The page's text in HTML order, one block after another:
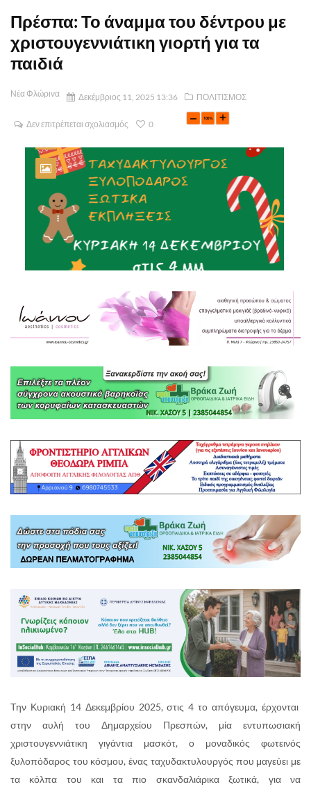
Πρέσπα: Το άναμμα του δέντρου με
χριστουγεννιάτικη γιορτή για τα
παιδιά
Νέα Φλώρινα Δεκέμβριος 11, 2025 13:36 ΠΟΛΙΤΙΣΜΟΣ
Δεν επιτρέπεται σχολιασμός 0
Την Κυριακή 14 Δεκεμβρίου 2025, στις 4 το απόγευμα, έρχονται
στην αυλή του Δημαρχείου Πρεσπών, μία εντυπωσιακή
χριστουγεννιάτικη γιγάντια μασκότ, ο μοναδικός φωτεινός
ξυλοπόδαρος του κόσμου, ένας ταχυδακτυλουργός που μαγεύει με
τα κόλπα του και τα πιο σκανδαλιάρικα ξωτικά, για να